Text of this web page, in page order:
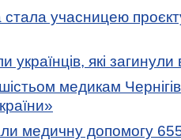
стала учасницею
українців, які загинули
медикам
медичну допомогу